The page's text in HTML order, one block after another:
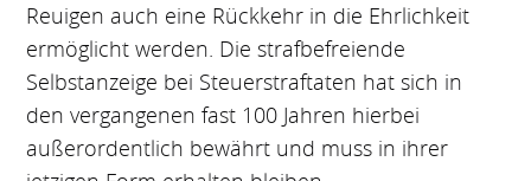
Reuigen auch eine Rückkehr in die Ehrlichkeit
ermöglicht werden. Die strafbefreiende
Selbstanzeige bei Steuerstraftaten hat sich in
den vergangenen fast 100 Jahren hierbei
außerordentlich bewährt und muss in ihrer